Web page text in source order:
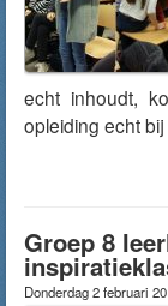
echt inhoudt,
opleiding echt
Groep 8
Donderdag 2 februari